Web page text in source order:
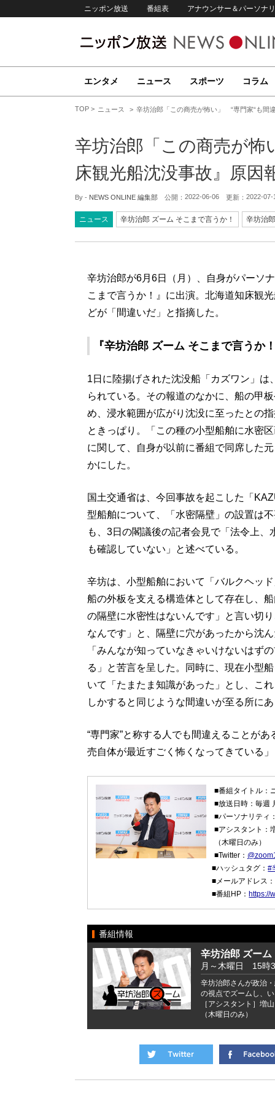
ニッポン放送 番組表 アナウンサー＆パーソナ
エンタメ ニュース スポーツ コラム
TOP ニュース 辛坊治郎「この商売が怖い」 “専門家“も間
辛坊治郎「この商売が
床観光船沈没事故』原因
By - NEWS ONLINE 編集部 公開： 2022-06-06 更新： 2022-07-
ニュース 辛坊治郎 ズーム そこまで言うか！ 辛坊治郎
辛坊治郎が6月6日（月）、自身がパーソ
こまで言うか！』に出演。北海道知床観
どが「間違いだ」と指摘した。
『辛坊治郎 ズーム そこまで言う
1日に陸揚げされた沈没船「カズワン」
られている。その報道のなかに、船の甲
め、浸水範囲が広がり沈没に至ったとの
ときっぱり。「この種の小型船舶に水密
に関して、自身が以前に番組で同席した
かにした。
国土交通省は、今回事故を起こした「
型船舶について、「水密隔壁」の設置は
も、3日の閣議後の記者会見で「法令上
も確認していない」と述べている。
辛坊は、小型船舶において「バルクヘッ
船の外板を支える構造体として存在し、
の隔壁に水密性はないんです」と言い切
なんです」と、隔壁に穴があったから沈
「みんなが知っていなきゃいけないはず
る」と苦言を呈した。同時に、現在小型
いて「たまたま知識があった」とし、こ
しかすると同じような間違いが至る所に
“専門家”と称する人でも間違えることが
売自体が最近すごく怖くなってきている
■番組タイトル：
■放送日時：毎週
■パーソナリティ
■アシスタント：
（木曜日のみ）
■Twitter：
■ハッシュタグ：#
■メールアドレス：
■番組HP：https://
番組情報
辛坊治郎 ズー
月～木曜日 15
辛坊治郎さんが政治
の視点でズームし、
［アシスタント］増
（木曜日のみ）